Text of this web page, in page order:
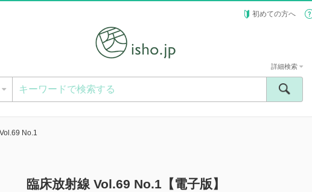
初めての方へ
詳細検索
No.1
臨床放射線 Vol.69 No.1【電子版】